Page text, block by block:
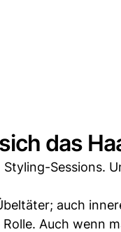
das
Sessions.
auch
Auch wenn